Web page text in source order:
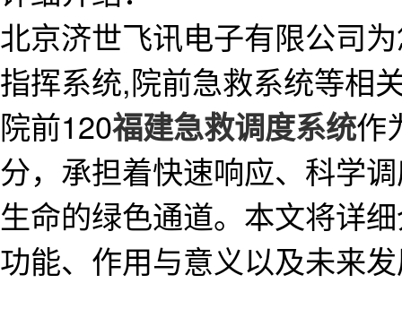
北京济世飞讯电子有限公司
指挥系统,院前急救系统等相
院前120福建急救调度系统作
分，承担着快速响应、科学
生命的绿色通道。本文将详
功能、作用与意义以及未来